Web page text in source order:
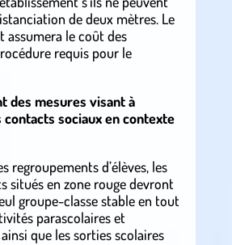
de deux mètres. Le
assumera le coût des
requis pour le
des mesures visant à
sociaux en contexte
regroupements d’élèves, les
situés en zone rouge devront
groupe-classe stable en tout
parascolaires et
que les sorties scolaires